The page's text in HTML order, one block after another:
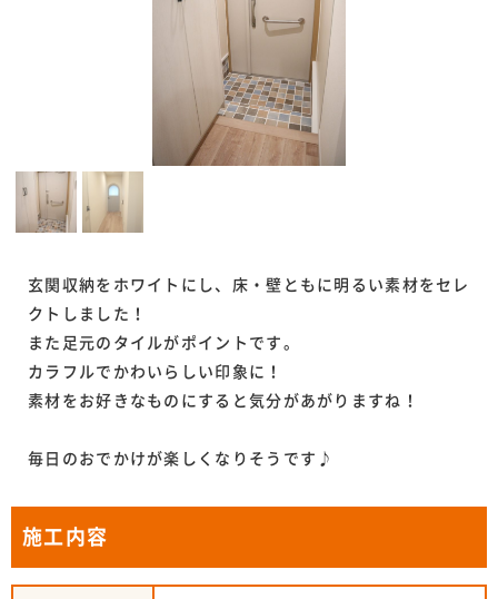
玄関収納をホワイトにし、床・壁ともに明るい素材をセレ
クトしました！
また足元のタイルがポイントです。
カラフルでかわいらしい印象に！
素材をお好きなものにすると気分があがりますね！
毎日のおでかけが楽しくなりそうです♪
施工内容